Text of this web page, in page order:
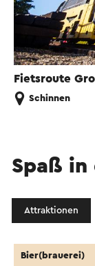
Fietsroute
Schinnen
Spaß in
Attraktionen
Bier(brauerei)